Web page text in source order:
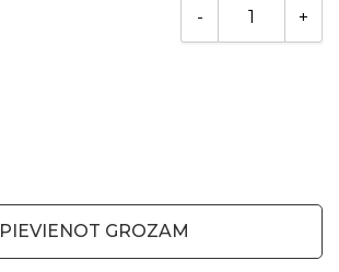
PIEVIENOT GROZAM